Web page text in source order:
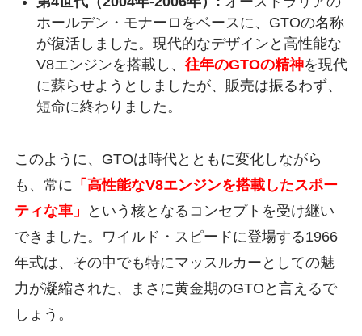
ホールデン・モナーロをベースに、GTOの名称
が復活しました。現代的なデザインと高性能な
V8エンジンを搭載し、 往年のGTOの精神を現代
に蘇らせようとしましたが、販売は振るわず、
短命に終わりました。
このように、GTOは時代とともに変化しながら
も、常に 「高性能なV8エンジンを搭載したスポー
ティな車」
という核となるコンセプトを受け継い
できました。ワイルド・スピードに登場する1966
年式は、その中でも特にマッスルカーとしての魅
力が凝縮された、まさに黄金期のGTOと言えるで
しょう。